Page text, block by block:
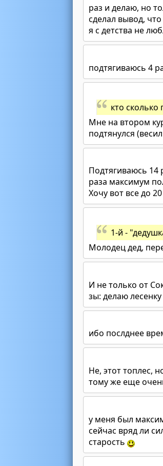
раз и делаю, но
сделал вывод,
я с детства не
подтягиваюсь 4
кто сколько
Мне на втором
подтянулся
Подтягиваюсь 14
раза максимум
Хочу вот все до
1-й -
Молодец дед,
И не только от
зы: делаю
ибо послднее
Не, этот топлес,
тому же еще
у меня был
сейчас вряд ли
старость